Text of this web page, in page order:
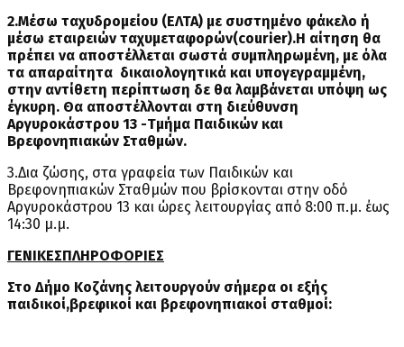
2.Μέσω ταχυδρομείου (ΕΛΤΑ) με συστημένο φάκελο ή
μέσω εταιρειών ταχυμεταφορών(courier).Η αίτηση θα
πρέπει να αποστέλλεται σωστά συμπληρωμένη, με όλα
τα απαραίτητα δικαιολογητικά και υπογεγραμμένη,
στην αντίθετη περίπτωση δε θα λαμβάνεται υπόψη ως
έγκυρη. Θα αποστέλλονται στη διεύθυνση
Αργυροκάστρου 13 -Τμήμα Παιδικών και
Βρεφονηπιακών Σταθμών.
3.Δια ζώσης, στα γραφεία των Παιδικών και
Βρεφονηπιακών Σταθμών που βρίσκονται στην οδό
Αργυροκάστρου 13 και ώρες λειτουργίας από 8:00 π.μ. έως
14:30 μ.μ.
ΓΕΝΙΚΕΣΠΛΗΡΟΦΟΡΙΕΣ
Στο Δήμο Κοζάνης λειτουργούν σήμερα οι εξής
παιδικοί,βρεφικοί και βρεφονηπιακοί σταθμοί: